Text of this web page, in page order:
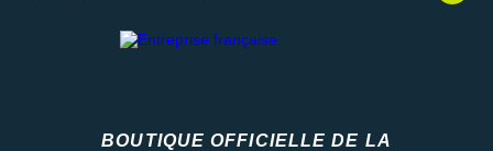
BOUTIQUE OFFICIELLE DE LA